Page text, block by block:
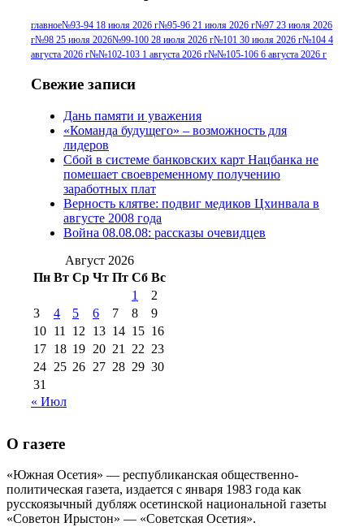
г(13) №96 28 июля 2015 г(9) №96+97 3
июля 2014 г(10)№96+97 30 июля
июля 2017 г
2012 г(15)№97 30 июля 2015 г
(15)№98 1 августа 2015 г
августа 2016 г(10)№98 5 июля 2014 г(10)
№98 8 августа 2013 г
августа 2012 г(14)
2017 г(9)
№99 4 августа
2016 г(12) №99 8 июля 2014 г
августа 2012 г(11)
августа 2013 г
(12)
главное№93-94 18 июля 2026 г№95-96 21 июля 2026 г№97 23 июля 2026
г№98 25 июля 2026№99-100 28 июля 2026 г№101 30 июля 2026 г№104 4
августа 2026 г№№102-103 1 августа 2026 г№№105-106 6 августа 2026 г
Свежие записи
Дань памяти и уважения
«Команда будущего» – возможность для
лидеров
Сбой в системе банковских карт Нацбанка не
помешает своевременному получению
заработных плат
Верность клятве: подвиг медиков Цхинвала в
августе 2008 года
Война 08.08.08: рассказы очевидцев
Август 2026
Пн Вт Ср Чт Пт Сб Вс
1
2
3
4 5 6 7 8
9
10 11 12 13 14 15 16
17 18 19 20 21 22 23
24 25 26 27 28 29 30
31
« Июл
О газете
«Южная Осетия» — республиканская общественно-
политическая газета, издается с января 1983 года как
русскоязычный дубляж осетинской национальной газеты
«Советон Ирыстон» — «Советская Осетия».